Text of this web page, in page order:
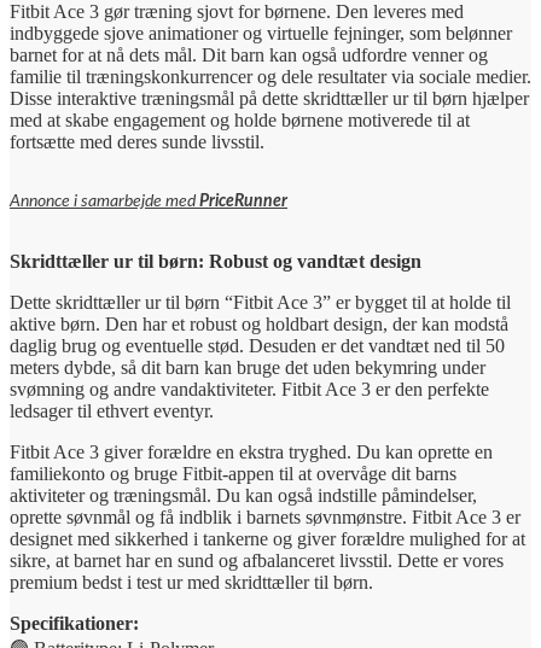
Fitbit Ace 3 gør træning sjovt for børnene. Den leveres med
indbyggede sjove animationer og virtuelle fejninger, som belønner
barnet for at nå dets mål. Dit barn kan også udfordre venner og
familie til træningskonkurrencer og dele resultater via sociale medier.
Disse interaktive træningsmål på dette skridttæller ur til børn hjælper
med at skabe engagement og holde børnene motiverede til at
fortsætte med deres sunde livsstil.
Annonce i samarbejde med PriceRunner
Skridttæller ur til børn: Robust og vandtæt design
Dette skridttæller ur til børn “Fitbit Ace 3” er bygget til at holde til
aktive børn. Den har et robust og holdbart design, der kan modstå
daglig brug og eventuelle stød. Desuden er det vandtæt ned til 50
meters dybde, så dit barn kan bruge det uden bekymring under
svømning og andre vandaktiviteter. Fitbit Ace 3 er den perfekte
ledsager til ethvert eventyr.
Fitbit Ace 3 giver forældre en ekstra tryghed. Du kan oprette en
familiekonto og bruge Fitbit-appen til at overvåge dit barns
aktiviteter og træningsmål. Du kan også indstille påmindelser,
oprette søvnmål og få indblik i barnets søvnmønstre. Fitbit Ace 3 er
designet med sikkerhed i tankerne og giver forældre mulighed for at
sikre, at barnet har en sund og afbalanceret livsstil. Dette er vores
premium bedst i test ur med skridttæller til børn.
Specifikationer: